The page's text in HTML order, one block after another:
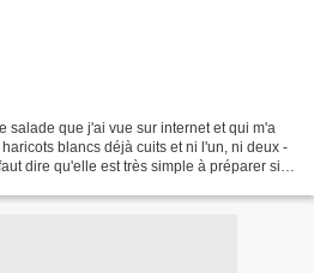
salade que j'ai vue sur internet et qui m'a
blancs déjà cuits et ni l'un, ni deux -
dire qu'elle est très simple à préparer si,